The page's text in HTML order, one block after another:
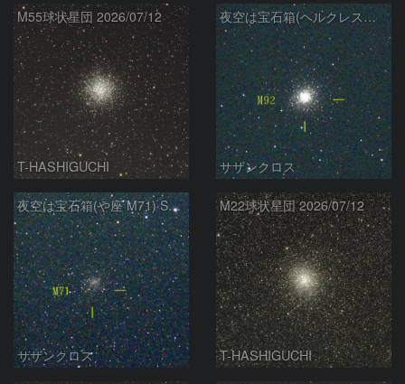
M55球状星団 2026/07/12
T-HASHIGUCHI
夜空は宝石箱(ヘルクレス座 M92) Seestar50
サザンクロス
夜空は宝石箱(や座 M71) Seestar50
サザンクロス
M22球状星団 2026/07/12
T-HASHIGUCHI